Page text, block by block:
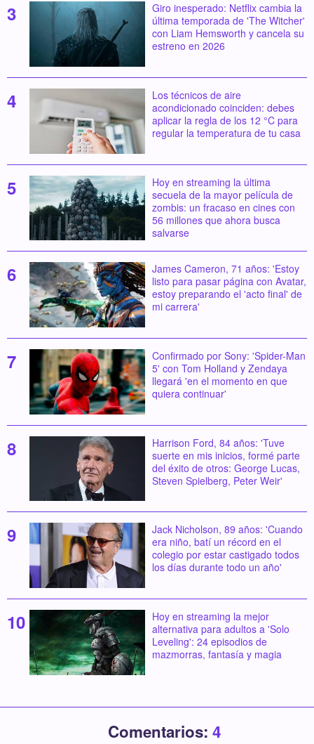
Giro inesperado: Netflix cambia la
última temporada de 'The Witcher'
con Liam Hemsworth y cancela su
estreno en 2026
Los técnicos de aire
acondicionado coinciden: debes
aplicar la regla de los 12 °C para
regular la temperatura de tu casa
Hoy en streaming la última
secuela de la mayor película de
zombis: un fracaso en cines con
56 millones que ahora busca
salvarse
James Cameron, 71 años: 'Estoy
listo para pasar página con Avatar,
estoy preparando el 'acto final' de
mi carrera'
Confirmado por Sony: 'Spider-Man
5' con Tom Holland y Zendaya
llegará 'en el momento en que
quiera continuar'
Harrison Ford, 84 años: 'Tuve
suerte en mis inicios, formé parte
del éxito de otros: George Lucas,
Steven Spielberg, Peter Weir'
Jack Nicholson, 89 años: 'Cuando
era niño, batí un récord en el
colegio por estar castigado todos
los días durante todo un año'
Hoy en streaming la mejor
alternativa para adultos a 'Solo
Leveling': 24 episodios de
mazmorras, fantasía y magia
Comentarios: 4